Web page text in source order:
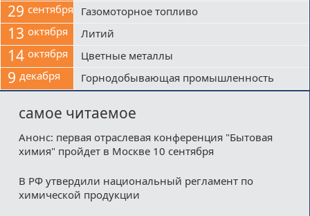
29 сентября Газомоторное топливо
13 октября Литий
14 октября Цветные металлы
9 декабря Горнодобывающая промышленность
самое читаемое
Анонс: первая отраслевая конференция "Бытовая
химия" пройдет в Москве 10 сентября
В РФ утвердили национальный регламент по
химической продукции